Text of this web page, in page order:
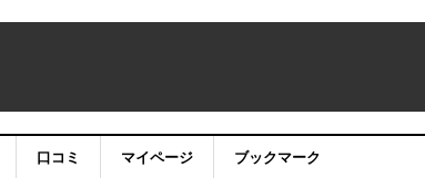
口コミ マイページ ブックマーク